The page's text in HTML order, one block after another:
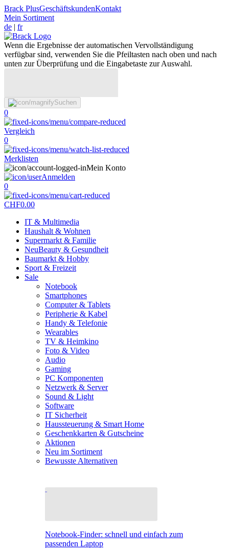
Brack PlusGeschäftskundenKontakt
Mein Sortiment
de | fr
Wenn die Ergebnisse der automatischen Vervollständigung
verfügbar sind, verwenden Sie die Pfeiltasten nach oben und nach
unten zur Überprüfung und die Eingabetaste zur Auswahl.
Suchen
0
Vergleich
0
Merklisten
Mein Konto
Anmelden
0
CHF0.00
IT & Multimedia
Haushalt & Wohnen
Supermarkt & Familie
NeuBeauty & Gesundheit
Baumarkt & Hobby
Sport & Freizeit
Sale
Notebook
Smartphones
Computer & Tablets
Peripherie & Kabel
Handy & Telefonie
Wearables
TV & Heimkino
Foto & Video
Audio
Gaming
PC Komponenten
Netzwerk & Server
Sound & Light
Software
IT Sicherheit
Haussteuerung & Smart Home
Geschenkkarten & Gutscheine
Aktionen
Neu im Sortiment
Bewusste Alternativen
Notebook-Finder: schnell und einfach zum
passenden Laptop